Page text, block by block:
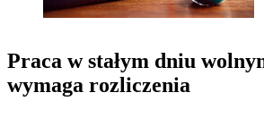
Praca w stałym dniu
wymaga rozliczenia